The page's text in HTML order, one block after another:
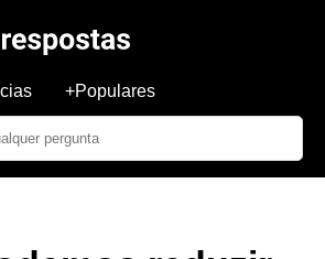
+Populares